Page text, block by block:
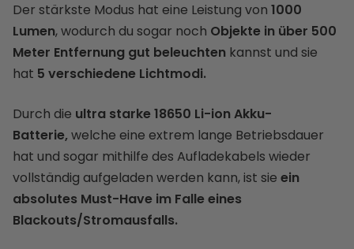
Der stärkste Modus hat eine Leistung von 1000
Lumen, wodurch du sogar noch Objekte in über 500
Meter Entfernung gut beleuchten kannst und sie
hat 5 verschiedene Lichtmodi.
Durch die ultra starke 18650 Li-ion Akku-
Batterie,welche eine extrem lange Betriebsdauer
hat und sogar mithilfe des Aufladekabels wieder
vollständig aufgeladen werden kann, ist sie ein
absolutes Must-Have im Falle eines
Blackouts/Stromausfalls.